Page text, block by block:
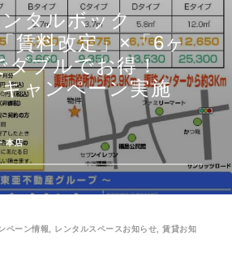
閲覧履歴
タルボック
料改定」×「6ヶ
ダブルでお得！
ャンペーン実施
本店
ペーン情報 レンタルスペースお知らせ
賃貸お知